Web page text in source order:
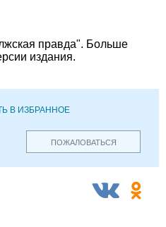
правда". Больше
издания.
В ИЗБРАННОЕ
ПОЖАЛОВАТЬСЯ